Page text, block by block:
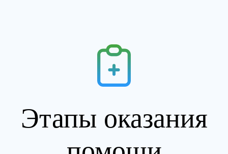
Этапы оказания